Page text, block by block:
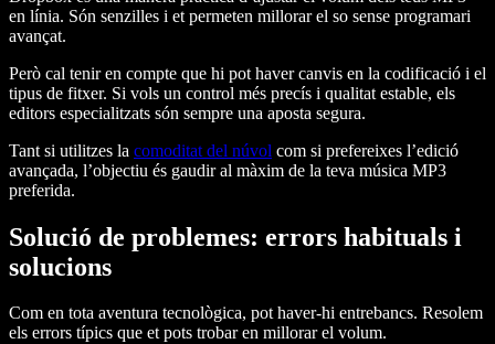
en línia. Són senzilles i et permeten millorar el so sense programari
avançat.
Però cal tenir en compte que hi pot haver canvis en la codificació i el
tipus de fitxer. Si vols un control més precís i qualitat estable, els
editors especialitzats són sempre una aposta segura.
Tant si utilitzes la comoditat del núvol com si prefereixes l’edició
avançada, l’objectiu és gaudir al màxim de la teva música MP3
preferida.
Solució de problemes: errors habituals i
solucions
Com en tota aventura tecnològica, pot haver-hi entrebancs. Resolem
els errors típics que et pots trobar en millorar el volum.